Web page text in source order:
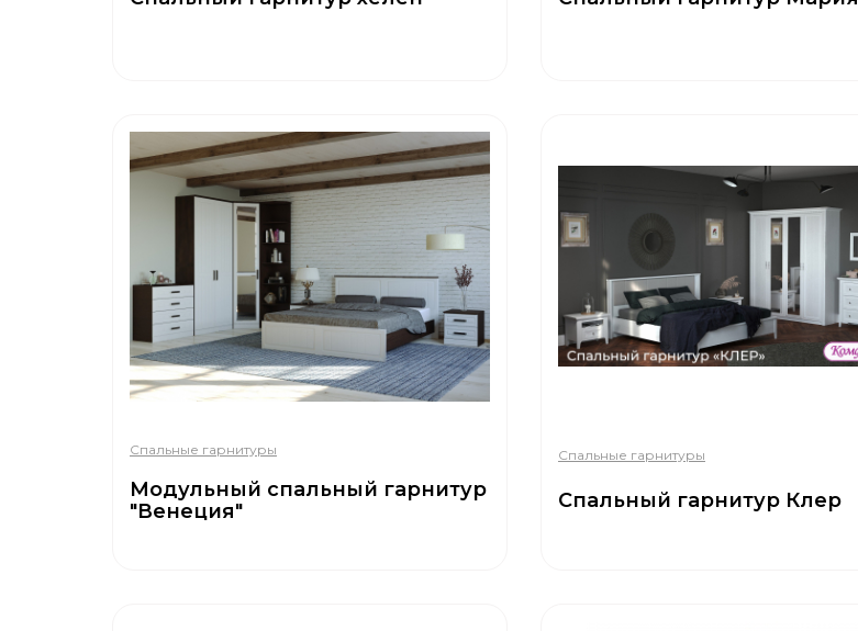
Спальные гарнитуры
Модульный спальный гарнитур
"Венеция"
Спальные гарнитуры
Спальный гарнитур Клер